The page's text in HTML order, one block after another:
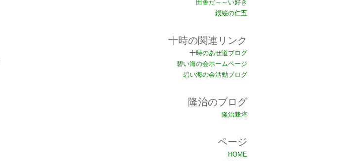
田舎だ～～い好き
鏝絵の仁五
十時の関連リンク
十時のあぜ道ブログ
碧い海の会ホームページ
碧い海の会活動ブログ
隆治のブログ
隆治栽培
ページ
HOME